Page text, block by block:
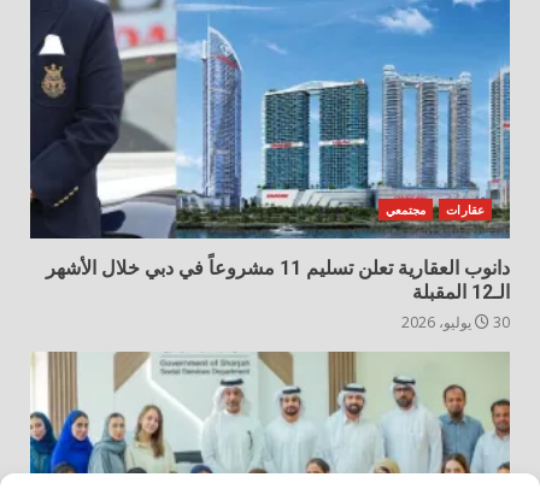
عقارات مجتمعي
دانوب العقارية تعلن تسليم 11 مشروعاً في دبي خلال الأشهر
الـ12 المقبلة
30 يوليو، 2026